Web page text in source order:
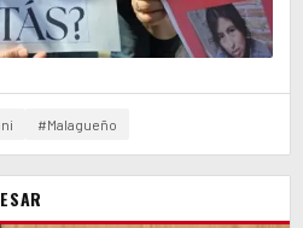
#Malagueño